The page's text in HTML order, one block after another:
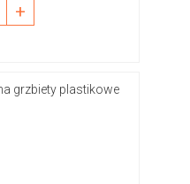
+
grzbiety plastikowe